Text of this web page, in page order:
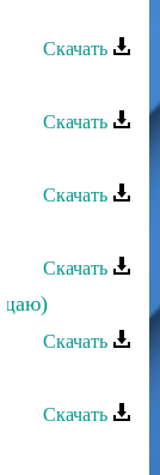
Скачать
Скачать
Скачать
Скачать
Скачать
Скачать